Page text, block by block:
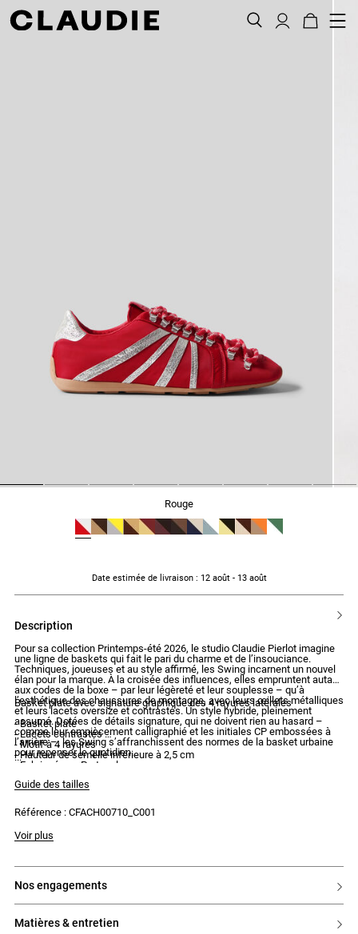
rouge
Date estimée de livraison: 12 août - 13 août
description
Pour sa collection Printemps-été 2026, le studio Claudie Pierlot imagine
une ligne de baskets qui fait le pari du charme et de l’insouciance.
Techniques, joueuses et au style affirmé, les Swing incarnent un nouvel
élan pour la marque. À la croisée des influences, elles empruntent autant
aux codes de la boxe – par leur légèreté et leur souplesse – qu’à
l’esthétique des chaussures de montagne, avec leurs œillets métalliques
et leurs lacets oversize et contrastés. Un style hybride, pleinement
assumé. ​​Dotées de détails signature, qui ne doivent rien au hasard –
comme leur empiècement calligraphié et les initiales CP embossées à
l’arrière –, les Swing s’affranchissent des normes de la basket urbaine
pour repenser le quotidien.​
Basket plate avec signature graphique des 4 rayures latérales
- Basket plate
- Lacets contrastés
- Motif à 4 rayures
- Hauteur de semelle inférieure à 2,5 cm
- Fabriquée au Portugal
Guide des tailles
Référence : CFACH00710_C001
Voir plus
nos engagements
matières & entretien